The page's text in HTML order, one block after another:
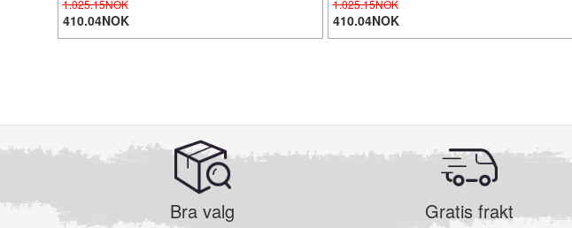
1.025.15NOK
410.04NOK
1.025.15NOK
410.04NOK
Bra valg Gratis frakt